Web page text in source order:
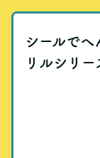
シールで
リルシリー